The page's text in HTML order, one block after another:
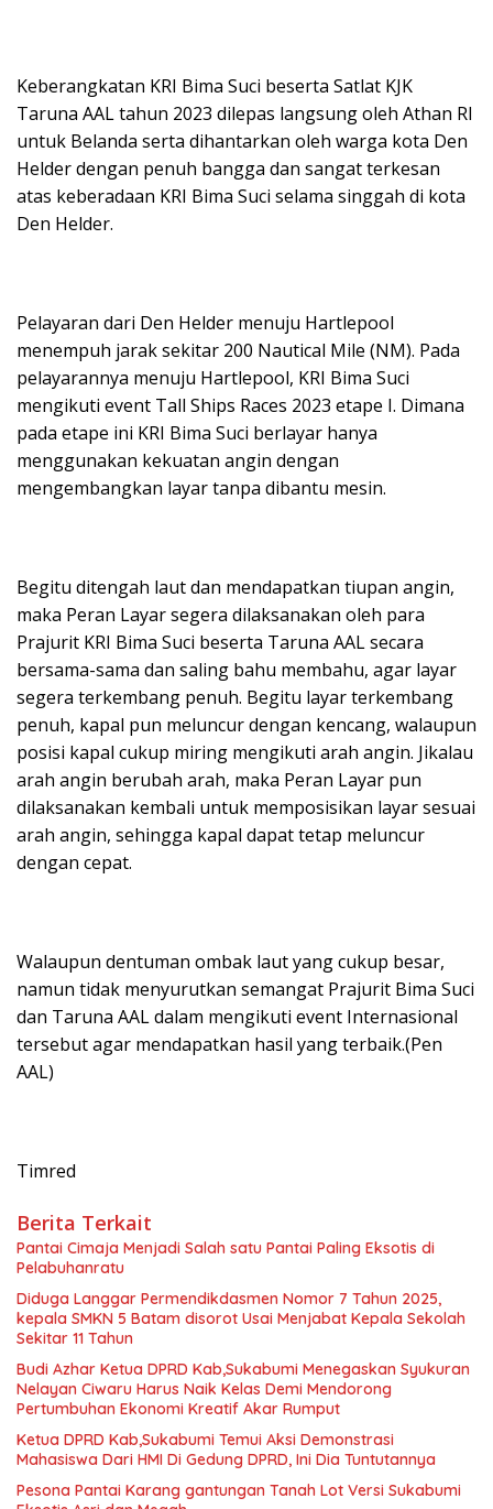
Keberangkatan KRI Bima Suci beserta Satlat KJK
Taruna AAL tahun 2023 dilepas langsung oleh Athan RI
untuk Belanda serta dihantarkan oleh warga kota Den
Helder dengan penuh bangga dan sangat terkesan
atas keberadaan KRI Bima Suci selama singgah di kota
Den Helder.
Pelayaran dari Den Helder menuju Hartlepool
menempuh jarak sekitar 200 Nautical Mile (NM). Pada
pelayarannya menuju Hartlepool, KRI Bima Suci
mengikuti event Tall Ships Races 2023 etape I. Dimana
pada etape ini KRI Bima Suci berlayar hanya
menggunakan kekuatan angin dengan
mengembangkan layar tanpa dibantu mesin.
Begitu ditengah laut dan mendapatkan tiupan angin,
maka Peran Layar segera dilaksanakan oleh para
Prajurit KRI Bima Suci beserta Taruna AAL secara
bersama-sama dan saling bahu membahu, agar layar
segera terkembang penuh. Begitu layar terkembang
penuh, kapal pun meluncur dengan kencang, walaupun
posisi kapal cukup miring mengikuti arah angin. Jikalau
arah angin berubah arah, maka Peran Layar pun
dilaksanakan kembali untuk memposisikan layar sesuai
arah angin, sehingga kapal dapat tetap meluncur
dengan cepat.
Walaupun dentuman ombak laut yang cukup besar,
namun tidak menyurutkan semangat Prajurit Bima Suci
dan Taruna AAL dalam mengikuti event Internasional
tersebut agar mendapatkan hasil yang terbaik.(Pen
AAL)
Timred
Berita Terkait
Pantai Cimaja Menjadi Salah satu Pantai Paling Eksotis di
Pelabuhanratu
Diduga Langgar Permendikdasmen Nomor 7 Tahun 2025,
kepala SMKN 5 Batam disorot Usai Menjabat Kepala Sekolah
Sekitar 11 Tahun
Budi Azhar Ketua DPRD Kab,Sukabumi Menegaskan Syukuran
Nelayan Ciwaru Harus Naik Kelas Demi Mendorong
Pertumbuhan Ekonomi Kreatif Akar Rumput
Ketua DPRD Kab,Sukabumi Temui Aksi Demonstrasi
Mahasiswa Dari HMI Di Gedung DPRD, Ini Dia Tuntutannya
Pesona Pantai Karang gantungan Tanah Lot Versi Sukabumi